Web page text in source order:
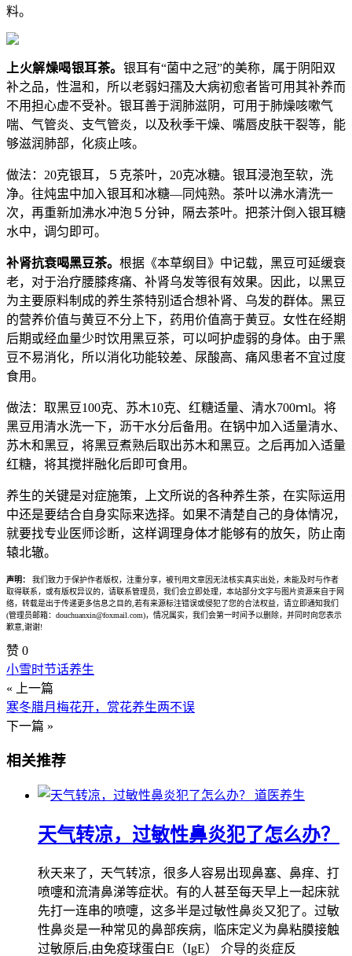
料。
上火解燥喝银耳茶。 银耳有“菌中之冠”的美称，属于阴阳双
补之品，性温和，所以老弱妇孺及大病初愈者皆可用其补养而
不用担心虚不受补。银耳善于润肺滋阴，可用于肺燥咳嗽气
喘、气管炎、支气管炎，以及秋季干燥、嘴唇皮肤干裂等，能
够滋润肺部，化痰止咳。
做法：20克银耳，５克茶叶，20克冰糖。银耳浸泡至软，洗
净。往炖盅中加入银耳和冰糖—同炖熟。茶叶以沸水清洗一
次，再重新加沸水冲泡５分钟，隔去茶叶。把茶汁倒入银耳糖
水中，调匀即可。
补肾抗衰喝黑豆茶。 根据《本草纲目》中记载，黑豆可延缓衰
老，对于治疗腰膝疼痛、补肾乌发等很有效果。因此，以黑豆
为主要原料制成的养生茶特别适合想补肾、乌发的群体。黑豆
的营养价值与黄豆不分上下，药用价值高于黄豆。女性在经期
后期或经血量少时饮用黑豆茶，可以呵护虚弱的身体。由于黑
豆不易消化，所以消化功能较差、尿酸高、痛风患者不宜过度
食用。
做法：取黑豆100克、苏木10克、红糖适量、清水700ｍl。将
黑豆用清水洗一下，沥干水分后备用。在锅中加入适量清水、
苏木和黑豆，将黑豆煮熟后取出苏木和黑豆。之后再加入适量
红糖，将其搅拌融化后即可食用。
养生的关键是对症施策，上文所说的各种养生茶，在实际运用
中还是要结合自身实际来选择。如果不清楚自己的身体情况，
就要找专业医师诊断，这样调理身体才能够有的放矢，防止南
辕北辙。
声明：
我们致力于保护作者版权，注重分享，被刊用文章因无法核实真实出处，未能及时与作者
取得联系，或有版权异议的，请联系管理员，我们会立即处理，本站部分文字与图片资源来自于网
络，转载是出于传递更多信息之目的,若有来源标注错误或侵犯了您的合法权益，请立即通知我们
(管理员邮箱：douchuanxin@foxmail.com)，情况属实，我们会第一时间予以删除，并同时向您表示
歉意,谢谢!
赞 0
小雪时节话养生
« 上一篇
寒冬腊月梅花开，赏花养生两不误
下一篇 »
相关推荐
道医养生
天气转凉，过敏性鼻炎犯了怎么办？
秋天来了，天气转凉，很多人容易出现鼻塞、鼻痒、打
喷嚏和流清鼻涕等症状。有的人甚至每天早上一起床就
先打一连串的喷嚏，这多半是过敏性鼻炎又犯了。过敏
性鼻炎是一种常见的鼻部疾病，临床定义为鼻粘膜接触
过敏原后,由免疫球蛋白E（IgE） 介导的炎症反